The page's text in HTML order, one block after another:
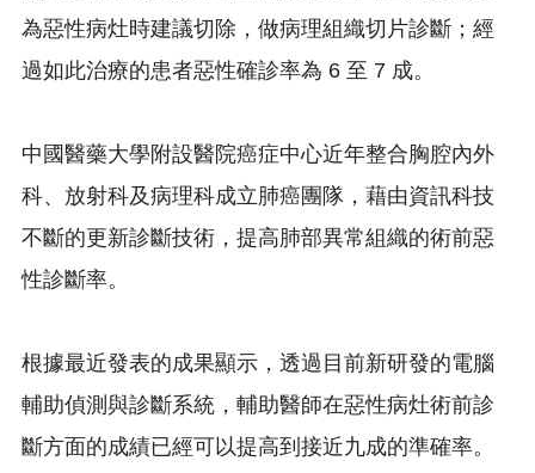
為惡性病灶時建議切除，做病理組織切片診斷；經
過如此治療的患者惡性確診率為 6 至 7 成。
中國醫藥大學附設醫院癌症中心近年整合胸腔內外
科、放射科及病理科成立肺癌團隊，藉由資訊科技
不斷的更新診斷技術，提高肺部異常組織的術前惡
性診斷率。
根據最近發表的成果顯示，透過目前新研發的電腦
輔助偵測與診斷系統，輔助醫師在惡性病灶術前診
斷方面的成績已經可以提高到接近九成的準確率。